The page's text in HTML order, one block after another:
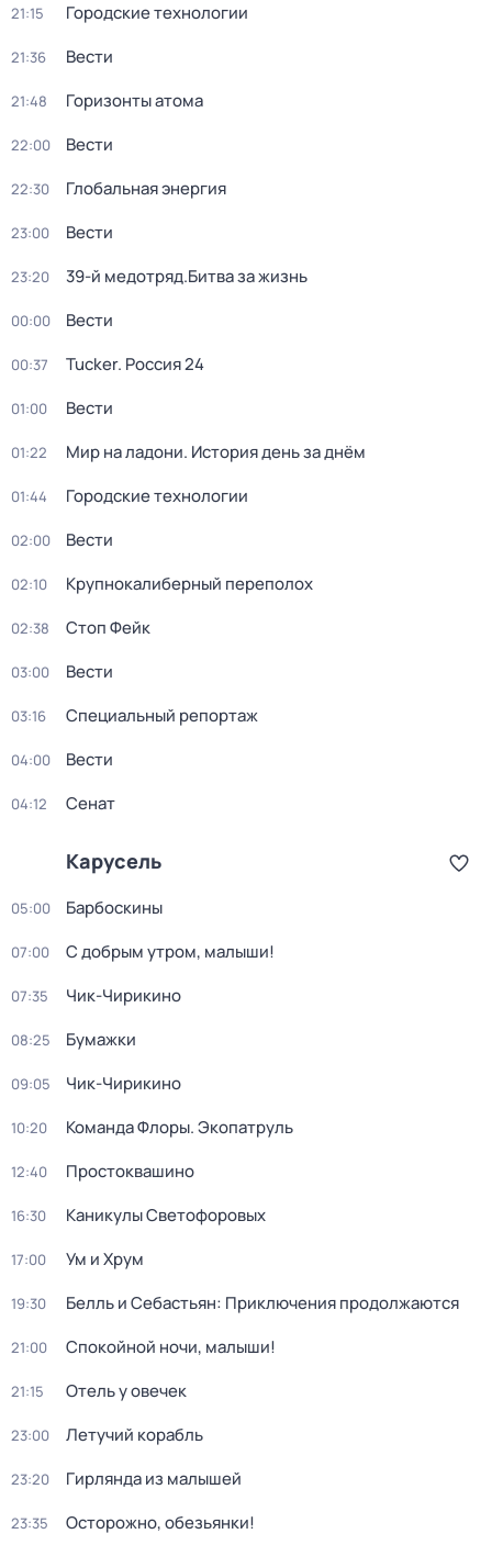
21:15 Городские технологии
21:36 Вести
21:48 Горизонты атома
22:00 Вести
22:30 Глобальная энергия
23:00 Вести
23:20 39-й медотряд.Битва за жизнь
00:00 Вести
00:37 Tucker. Россия 24
01:00 Вести
01:22 Мир на ладони. История день за днём
01:44 Городские технологии
02:00 Вести
02:10 Крупнокалиберный переполох
02:38 Стоп Фейк
03:00 Вести
03:16 Специальный репортаж
04:00 Вести
04:12 Сенат
Карусель
05:00 Барбоскины
07:00 С добрым утром, малыши!
07:35 Чик-Чирикино
08:25 Бумажки
09:05 Чик-Чирикино
10:20 Команда Флоры. Экопатруль
12:40 Простоквашино
16:30 Каникулы Светофоровых
17:00 Ум и Хрум
19:30 Белль и Себастьян: Приключения продолжаются
21:00 Спокойной ночи, малыши!
21:15 Отель у овечек
23:00 Летучий корабль
23:20 Гирлянда из малышей
23:35 Осторожно, обезьянки!